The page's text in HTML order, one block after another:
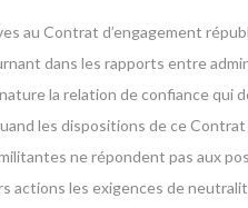
Contrat d’engagement
dans les rapports entre
la relation de confiance
les dispositions de ce
ne répondent pas aux
les exigences de